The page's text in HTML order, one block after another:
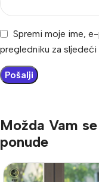
Spremi moje ime,
pregledniku za
Možda Vam
ponude